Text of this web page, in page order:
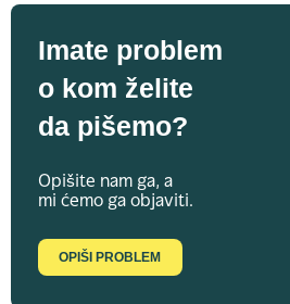
Imate problem
o kom želite
da pišemo?
Opišite nam ga, a
mi ćemo ga objaviti.
OPIŠI PROBLEM